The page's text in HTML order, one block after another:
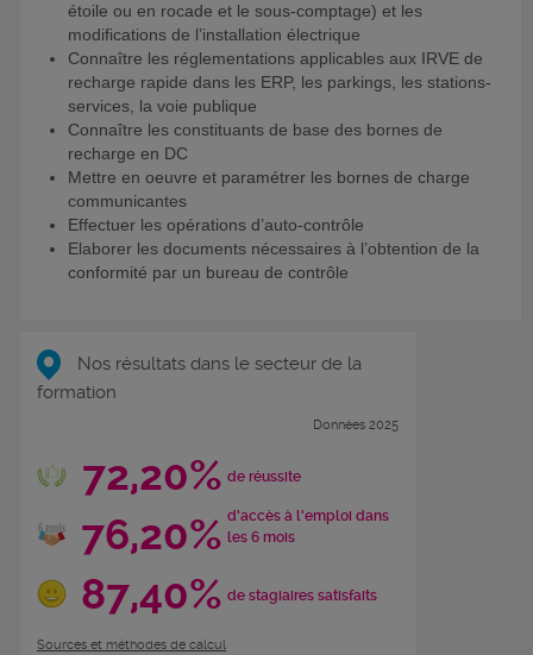
étoile ou en rocade et le sous-comptage) et les
modifications de l’installation électrique
Connaître les réglementations applicables aux IRVE de
recharge rapide dans les ERP, les parkings, les stations-
services, la voie publique
Connaître les constituants de base des bornes de
recharge en DC
Mettre en oeuvre et paramétrer les bornes de charge
communicantes
Effectuer les opérations d’auto-contrôle
Elaborer les documents nécessaires à l’obtention de la
conformité par un bureau de contrôle
Nos résultats dans le secteur de la
formation
Données 2025
72,20% de réussite
76,20% d'accès à l'emploi dans
les 6 mois
87,40% de stagiaires satisfaits
Sources et méthodes de calcul